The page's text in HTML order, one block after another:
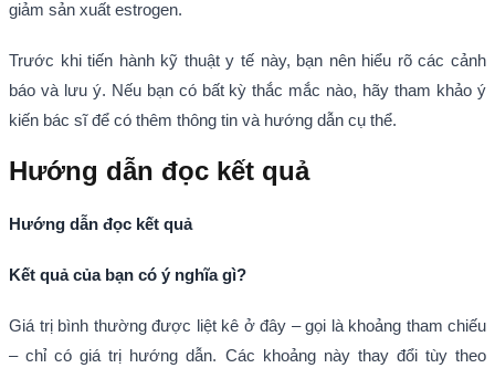
giảm sản xuất estrogen.
Trước khi tiến hành kỹ thuật y tế này, bạn nên hiểu rõ các cảnh
báo và lưu ý. Nếu bạn có bất kỳ thắc mắc nào, hãy tham khảo ý
kiến bác sĩ để có thêm thông tin và hướng dẫn cụ thể.
Hướng dẫn đọc kết quả
Hướng dẫn đọc kết quả
Kết quả của bạn có ý nghĩa gì?
Giá trị bình thường được liệt kê ở đây – gọi là khoảng tham chiếu
– chỉ có giá trị hướng dẫn. Các khoảng này thay đổi tùy theo